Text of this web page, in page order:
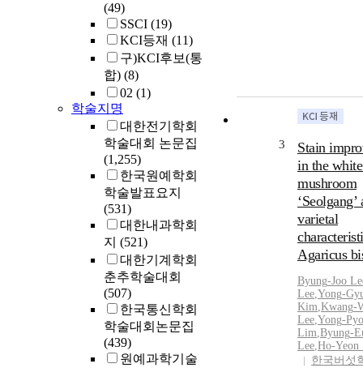
(49)
SSCI (19)
KCI등재 (11)
구)KCI후보(통
합) (8)
02 (1)
학술지명
대한전기학회
학술대회 논문집
(1,255)
한국원예학회
학술발표요지
(531)
대한내과학회
지 (521)
대한기계학회
춘추학술대회
(507)
한국통신학회
학술대회논문집
(439)
원예과학기술
3
Stain
in the
mushroom
‘Seolgang’
varietal
Agaricus
Byung-Joo
Lee,Yong-
Kim,Kwang-
Lee,Yong-Pyo
Lim,Byung-
Lee,Ho-Yeon
한국버섯